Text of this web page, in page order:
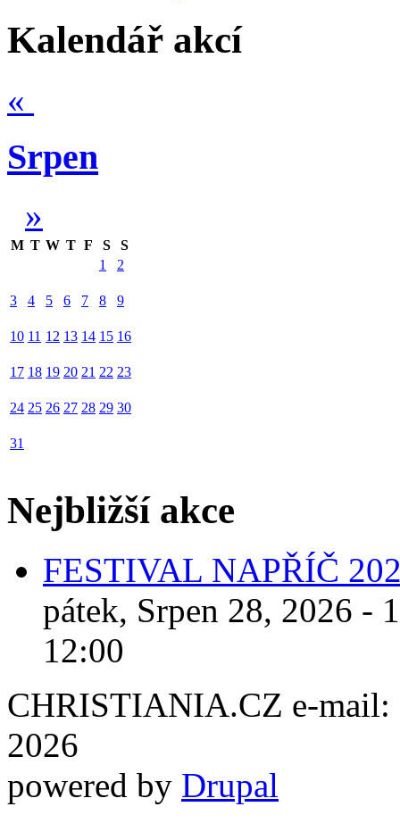
Kalendář akcí
«
Srpen
»
M T W T F S
S
1
2
3 4 5 6 7 8 9
10 11 12 13 14 15 16
17 18 19 20 21 22 23
24 25 26 27 28 29 30
31
Nejbližší akce
FESTIVAL NAPŘÍČ
pátek, Srpen 28, 2026 -
12:00
CHRISTIANIA.CZ e-mail:
2026
powered by Drupal